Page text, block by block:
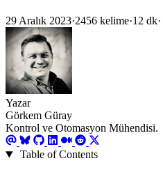
29 Aralık 2023·2456 kelime·12 dk·
Yazar
Görkem Güray
Kontrol ve Otomasyon Mühendisi.
Table of Contents